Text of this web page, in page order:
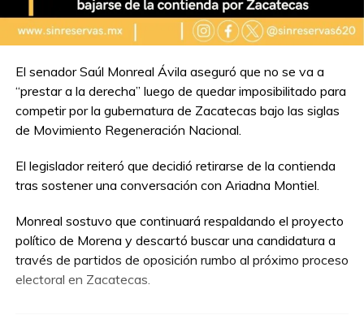
El senador Saúl Monreal Ávila aseguró que no se va a
“prestar a la derecha” luego de quedar imposibilitado para
competir por la gubernatura de Zacatecas bajo las siglas
de Movimiento Regeneración Nacional.
El legislador reiteró que decidió retirarse de la contienda
tras sostener una conversación con Ariadna Montiel.
Monreal sostuvo que continuará respaldando el proyecto
político de Morena y descartó buscar una candidatura a
través de partidos de oposición rumbo al próximo proceso
electoral en Zacatecas.